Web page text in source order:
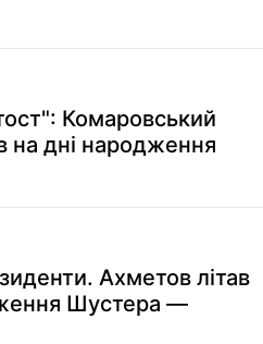
Комаровський
на дні народження
Ахметов літав
Шустера —